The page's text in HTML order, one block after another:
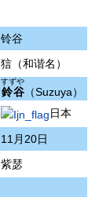
铃谷
狺（和谐名）
鈴谷
すずや
（Suzuya）
日本
11月20日
紫瑟